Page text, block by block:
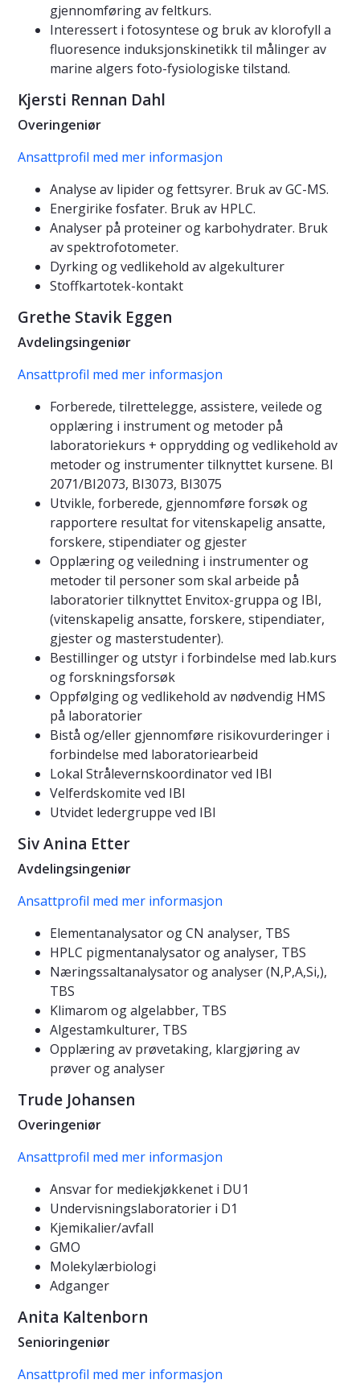
gjennomføring av feltkurs.
Interessert i fotosyntese og bruk av klorofyll a
fluoresence induksjonskinetikk til målinger av
marine algers foto-fysiologiske tilstand.
Kjersti Rennan Dahl
Overingeniør
Ansattprofil med mer informasjon
Analyse av lipider og fettsyrer. Bruk av GC-MS.
Energirike fosfater. Bruk av HPLC.
Analyser på proteiner og karbohydrater. Bruk
av spektrofotometer.
Dyrking og vedlikehold av algekulturer
Stoffkartotek-kontakt
Grethe Stavik Eggen
Avdelingsingeniør
Ansattprofil med mer informasjon
Forberede, tilrettelegge, assistere, veilede og
opplæring i instrument og metoder på
laboratoriekurs + opprydding og vedlikehold av
metoder og instrumenter tilknyttet kursene. BI
2071/BI2073, BI3073, BI3075
Utvikle, forberede, gjennomføre forsøk og
rapportere resultat for vitenskapelig ansatte,
forskere, stipendiater og gjester
Opplæring og veiledning i instrumenter og
metoder til personer som skal arbeide på
laboratorier tilknyttet Envitox-gruppa og IBI,
(vitenskapelig ansatte, forskere, stipendiater,
gjester og masterstudenter).
Bestillinger og utstyr i forbindelse med lab.kurs
og forskningsforsøk
Oppfølging og vedlikehold av nødvendig HMS
på laboratorier
Bistå og/eller gjennomføre risikovurderinger i
forbindelse med laboratoriearbeid
Lokal Strålevernskoordinator ved IBI
Velferdskomite ved IBI
Utvidet ledergruppe ved IBI
Siv Anina Etter
Avdelingsingeniør
Ansattprofil med mer informasjon
Elementanalysator og CN analyser, TBS
HPLC pigmentanalysator og analyser, TBS
Næringssaltanalysator og analyser (N,P,A,Si,),
TBS
Klimarom og algelabber, TBS
Algestamkulturer, TBS
Opplæring av prøvetaking, klargjøring av
prøver og analyser
Trude Johansen
Overingeniør
Ansattprofil med mer informasjon
Ansvar for mediekjøkkenet i DU1
Undervisningslaboratorier i D1
Kjemikalier/avfall
GMO
Molekylærbiologi
Adganger
Anita Kaltenborn
Senioringeniør
Ansattprofil med mer informasjon